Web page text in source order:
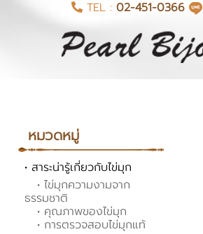
TEL : 02-451-0366
หมวดหมู่
• สาระน่ารู้เกี่ยวกับไข่มุก
• ไข่มุกความงามจาก
ธรรมชาติ
• คุณภาพของไข่มุก
• การตรวจสอบไข่มุกแท้